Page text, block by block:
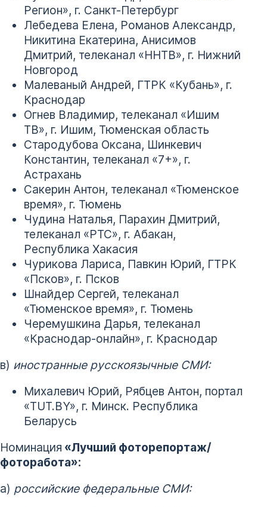
Регион», г. Санкт-Петербург
Лебедева Елена, Романов Александр,
Никитина Екатерина, Анисимов
Дмитрий, телеканал «ННТВ», г. Нижний
Новгород
Малеваный Андрей, ГТРК «Кубань», г.
Краснодар
Огнев Владимир, телеканал «Ишим
ТВ», г. Ишим, Тюменская область
Стародубова Оксана, Шинкевич
Константин, телеканал «7+», г.
Астрахань
Сакерин Антон, телеканал «Тюменское
время», г. Тюмень
Чудина Наталья, Парахин Дмитрий,
телеканал «РТС», г. Абакан,
Республика Хакасия
Чурикова Лариса, Павкин Юрий, ГТРК
«Псков», г. Псков
Шнайдер Сергей, телеканал
«Тюменское время», г. Тюмень
Черемушкина Дарья, телеканал
«Краснодар-онлайн», г. Краснодар
в) иностранные русскоязычные СМИ:
Михалевич Юрий, Рябцев Антон, портал
«TUT.BY», г. Минск. Республика
Беларусь
Номинация «Лучший фоторепортаж/
фоторабота»:
а) российские федеральные СМИ: